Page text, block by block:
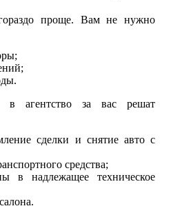
проще. Вам не нужно
агентство за вас решат
сделки и снятие авто с
средства;
в надлежащее техническое